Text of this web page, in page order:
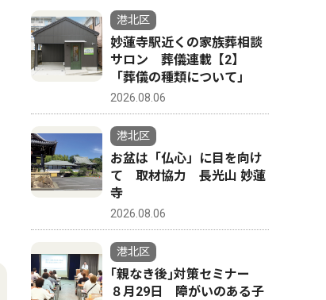
港北区
妙蓮寺駅近くの家族葬相談
サロン 葬儀連載【2】
「葬儀の種類について」
2026.08.06
港北区
お盆は「仏心」に目を向け
て 取材協力 長光山 妙蓮
寺
2026.08.06
港北区
｢親なき後｣対策セミナー
８月29日 障がいのある子